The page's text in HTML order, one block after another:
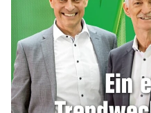
mehr
Bitcoin im
Act geben die
mehr